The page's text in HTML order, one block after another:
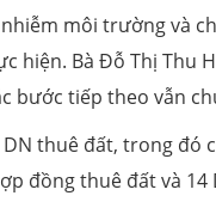
môi trường và
hiện. Bà Đỗ Thị Thu
bước tiếp theo vẫn
DN thuê đất, trong
đồng thuê đất và